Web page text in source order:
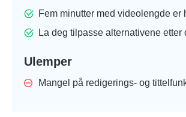
Fem minutter med videolengde er
La deg tilpasse alternativene etter
Ulemper
Mangel på redigerings- og